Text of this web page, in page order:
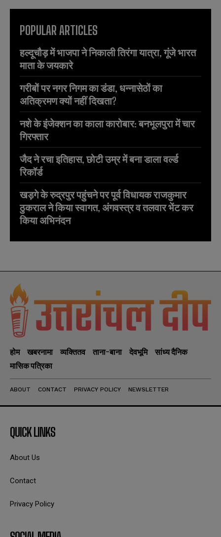
POPULAR ARTICLES
हल्दूचौड़ में भाजपा ने निकाली तिरंगा यात्रा, गूंजे भारत
माता के जयकारे
गरीबों पर नगर निगम का डंडा, धन्नासेठों का
अतिक्रमण क्यों नहीं दिखता?
नशे के इंजेक्शन का काला कारोबार: बनभूलपुरा में चार
गिरफ्तार
जैद ने रचा इतिहास, छोटी उम्र में बना डाला वर्ल्ड
रिकॉर्ड
खड़गे के रुद्रपुर पहुंचने पर पूर्व विधायक राजकुमार
ठुकराल ने किया स्वागत, अंगवस्त्र व तलवार भेंट कर
किया अभिनंदन
होम खबरनामा व्यक्तितव ताना-बाना देवभूमि
सांध्य दैनिक
मासिक पत्रिका
ABOUT CONTACT PRIVACY POLICY NEWSLETTER
QUICK LINKS
About Us
Contact
Privacy Policy